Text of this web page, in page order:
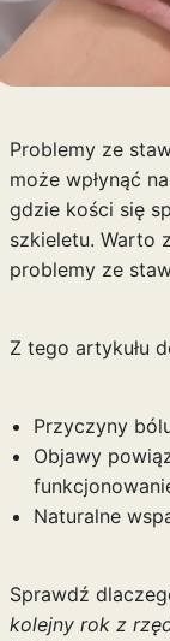
Problemy ze
może wpłynąć
gdzie kości się
szkieletu. Warto
problemy ze
Z tego artykułu
Przyczyny
Objawy
Naturalne
Sprawdź
kolejny rok z